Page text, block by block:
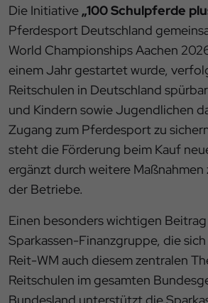
Die Initiative „100 Schulpferde
Pferdesport Deutschland
World Championships Aachen
einem Jahr gestartet wurde,
Reitschulen in Deutschland
und Kindern sowie Jugendlichen
Zugang zum Pferdesport zu
steht die Förderung beim Kauf
ergänzt durch weitere
der Betriebe.
Einen besonders wichtigen
Sparkassen-Finanzgruppe, die
Reit-WM auch diesem zentralen
Reitschulen im gesamten